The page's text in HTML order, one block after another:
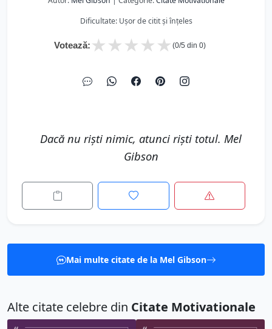
Dificultate: Ușor de citit și înțeles
Votează: ★
★
★
★
★ (0/5 din 0)
Dacă nu riști nimic, atunci riști totul. Mel
Gibson
Mai multe citate de la Mel Gibson
Alte citate celebre din Citate Motivationale